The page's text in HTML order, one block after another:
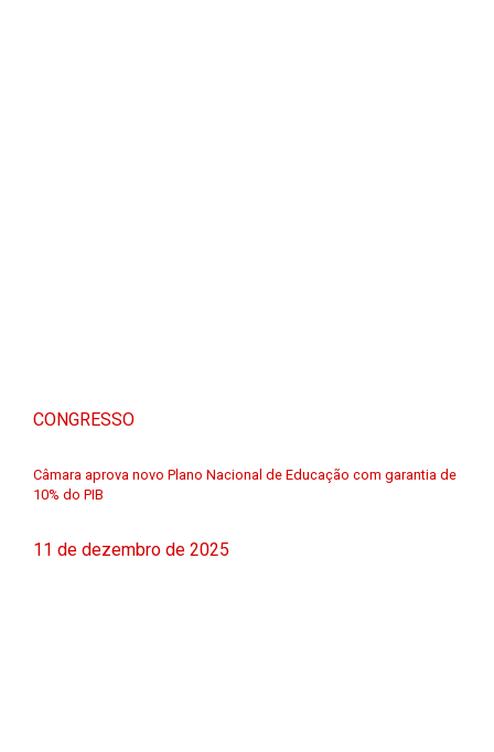
CONGRESSO
Câmara aprova novo Plano Nacional de Educação com garantia de
10% do PIB
11 de dezembro de 2025